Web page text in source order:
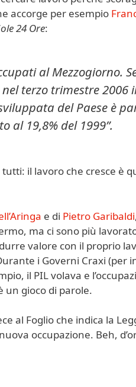
accorge per esempio
24 Ore:
al Mezzogiorno.
terzo trimestre 2006
del Paese è
al 19,8% del 1999”.
il lavoro che cresce è
e di Pietro Garibaldi
ma ci sono più
valore con il proprio
i Governi Craxi (per
il PIL volava e
un gioco di parole.
al Foglio che indica la
occupazione. Beh,